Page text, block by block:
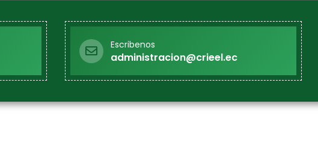
Escribenos
administracion@crieel.ec